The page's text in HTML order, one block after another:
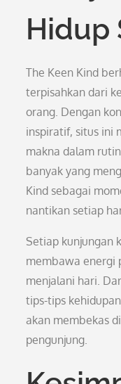
Hidup
The Keen Kind
terpisahkan dari
orang. Dengan
inspiratif, situs ini
makna dalam
banyak yang
Kind sebagai
nantikan setiap
Setiap kunjungan
membawa energi
menjalani hari.
tips-tips
akan membekas
pengunjung.